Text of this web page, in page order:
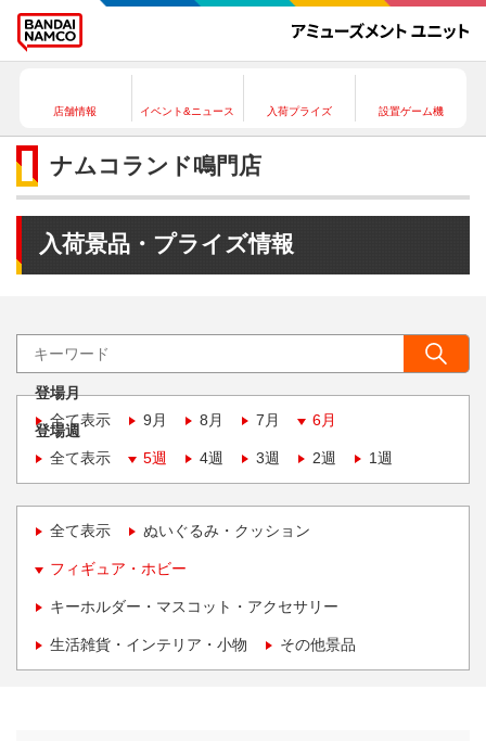
店舗情報 イベント&ニュース 入荷プライズ 設置ゲーム機
ナムコランド鳴門店
入荷景品・プライズ情報
登場月
全て表示
9月 8月 7月 6月
登場週
全て表示
5週 4週 3週 2週 1週
全て表示 ぬいぐるみ・クッション
フィギュア・ホビー
キーホルダー・マスコット・アクセサリー
生活雑貨・インテリア・小物 その他景品